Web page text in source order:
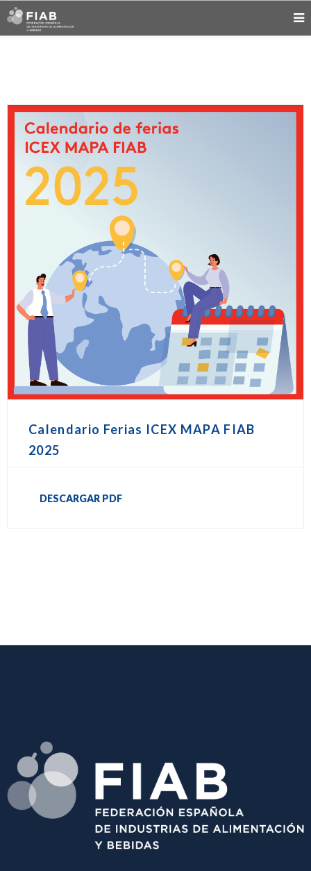
Calendario Ferias ICEX MAPA FIAB
2025
DESCARGAR PDF